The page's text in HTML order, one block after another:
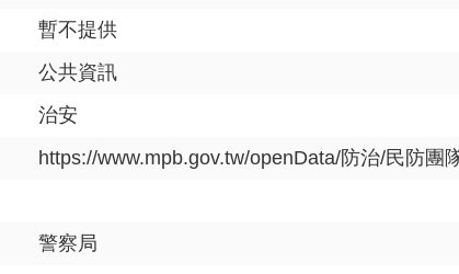
暫不提供
公共資訊
治安
https://www.mpb.gov.tw/openData/防治/民防團
警察局